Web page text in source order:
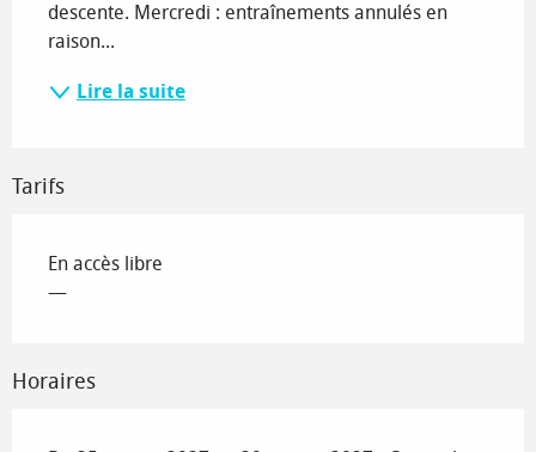
descente. Mercredi : entraînements annulés en
raison...
Lire la suite
Tarifs
En accès libre
—
Horaires